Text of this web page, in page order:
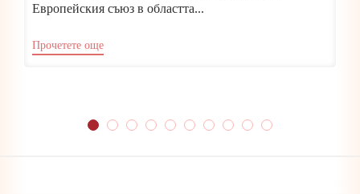
Европейския съюз в областта...
Прочетете още